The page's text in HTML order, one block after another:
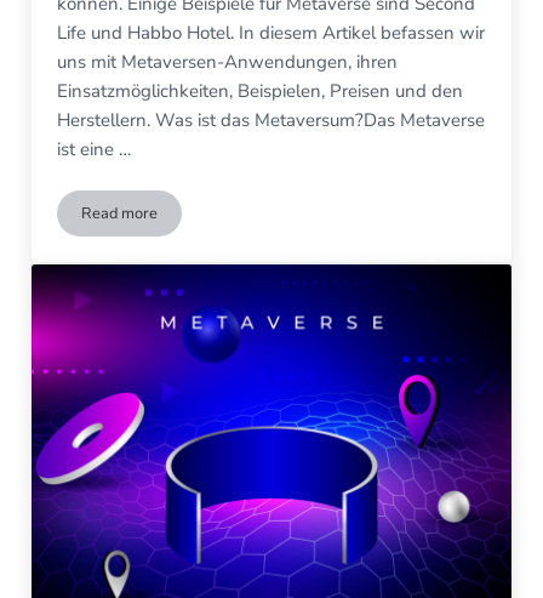
Life und Habbo Hotel. In diesem Artikel befassen wir
uns mit Metaversen-Anwendungen, ihren
Einsatzmöglichkeiten, Beispielen, Preisen und den
Herstellern. Was ist das Metaversum?Das Metaverse
ist eine …
Read moreMetaverse-Anwendungen